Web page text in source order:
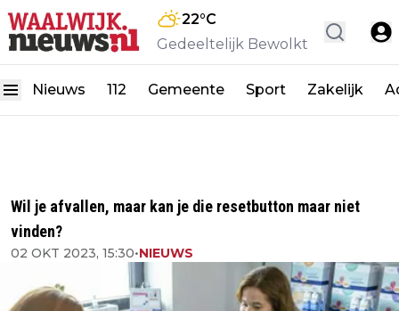
22°C
Gedeeltelijk Bewolkt
Nieuws 112 Gemeente Sport Zakelijk
Wil je afvallen, maar kan je die resetbutton maar niet
vinden?
02 OKT 2023, 15:30•NIEUWS